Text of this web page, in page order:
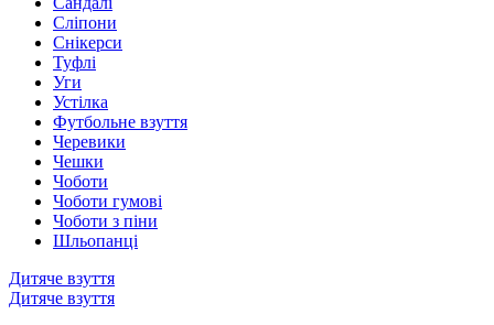
Сліпони
Снікерси
Туфлі
Уги
Устілка
Футбольне взуття
Черевики
Чешки
Чоботи
Чоботи гумові
Чоботи з піни
Шльопанці
Дитяче взуття
Дитяче взуття